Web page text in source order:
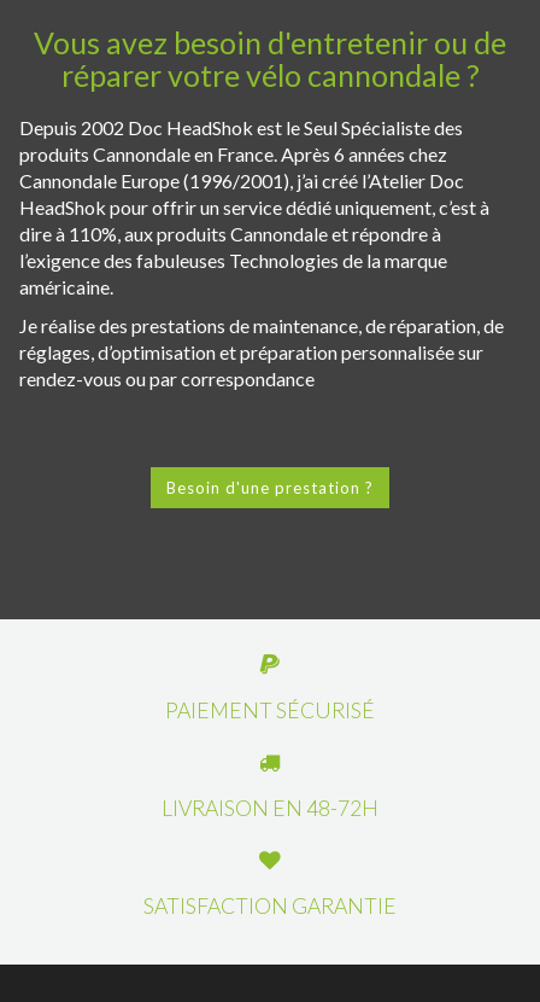
Vous avez besoin d'entretenir ou de
réparer votre vélo cannondale ?
Depuis 2002 Doc HeadShok est le Seul Spécialiste des
produits Cannondale en France. Après 6 années chez
Cannondale Europe (1996/2001), j’ai créé l’Atelier Doc
HeadShok pour offrir un service dédié uniquement, c’est à
dire à 110%, aux produits Cannondale et répondre à
l’exigence des fabuleuses Technologies de la marque
américaine.
Je réalise des prestations de maintenance, de réparation, de
réglages, d’optimisation et préparation personnalisée sur
rendez-vous ou par correspondance
Besoin d'une prestation ?
PAIEMENT SÉCURISÉ
LIVRAISON EN 48-72H
SATISFACTION GARANTIE